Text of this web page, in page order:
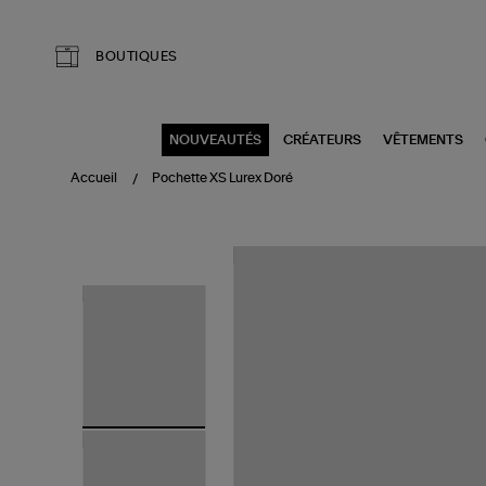
BOUTIQUES
NOUVEAUTÉS CRÉATEURS VÊTEMENTS
Accueil Pochette XS Lurex Doré